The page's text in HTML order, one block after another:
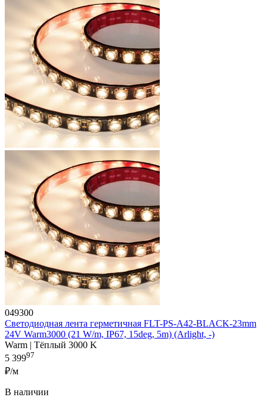
049300
Светодиодная лента герметичная FLT-PS-A42-BLACK-23mm
24V Warm3000 (21 W/m, IP67, 15deg, 5m) (Arlight, -)
Warm | Тёплый 3000 K
5 39997
₽/м
В наличии